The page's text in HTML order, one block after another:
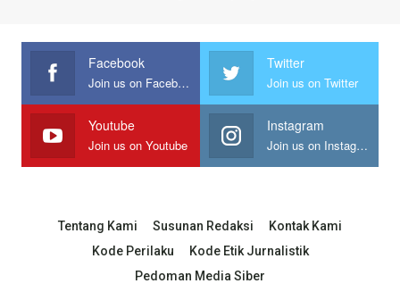
Facebook
Join us on Facebook
Twitter
Join us on Twitter
Youtube
Join us on Youtube
Instagram
Join us on Instagram
Tentang Kami Susunan Redaksi
Kontak Kami
Kode Perilaku
Kode Etik Jurnalistik
Pedoman Media Siber